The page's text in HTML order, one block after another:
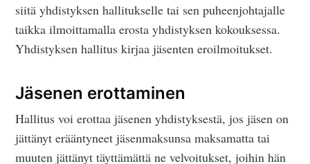
siitä yhdistyksen hallitukselle tai sen puheenjohtajalle
taikka ilmoittamalla erosta yhdistyksen kokouksessa.
Yhdistyksen hallitus kirjaa jäsenten eroilmoitukset.
Jäsenen erottaminen
Hallitus voi erottaa jäsenen yhdistyksestä, jos jäsen on
jättänyt erääntyneet jäsenmaksunsa maksamatta tai
muuten jättänyt täyttämättä ne velvoitukset, joihin hän